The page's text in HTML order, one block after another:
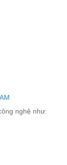
nghệ như: